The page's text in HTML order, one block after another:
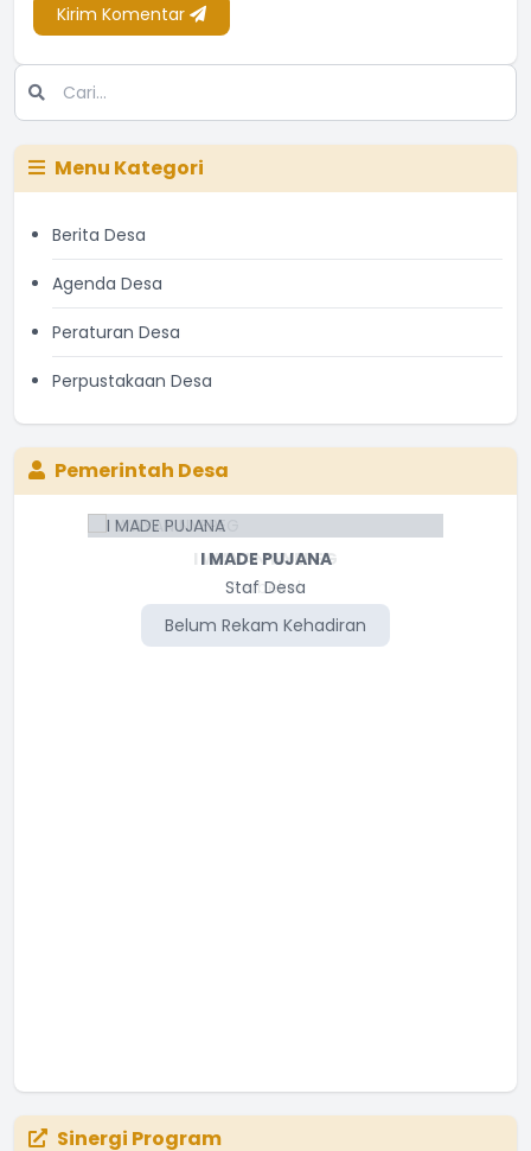
Kirim Komentar
Menu Kategori
Berita Desa
Agenda Desa
Peraturan Desa
Perpustakaan Desa
Pemerintah Desa
I WAYAN NYEPEG
Perbekel
Belum Rekam Kehadiran
I MADE PUJANA
Staf Desa
Belum Rekam Kehadiran
Sinergi Program